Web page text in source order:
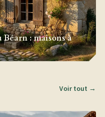
: maisons à
Voir tout →